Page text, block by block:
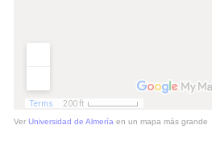
Ver Universidad de Almería en un mapa más grande